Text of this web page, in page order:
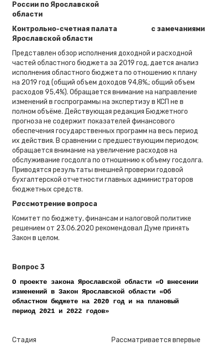
России по Ярославской
области
Контрольно-счетная палата
Ярославской области
с замечаниями
Представлен обзор исполнения доходной и расходной
частей областного бюджета за 2019 год, дается анализ
исполнения областного бюджета по отношению к плану
на 2019 год (общий объем доходов 94,8%,; общий объем
расходов 95,4%). Обращается внимание на направление
изменений в госпрограммы на экспертизу в КСП не в
полном объёме. Действующая редакция Бюджетного
прогноза не содержит показателей финансового
обеспечения государственных программ на весь период
их действия. В сравнении с предшествующим периодом;
обращается внимание на увеличение расходов на
обслуживание госдолга по отношению к объему госдолга.
Приводятся результаты внешней проверки годовой
бухгалтерской отчетности главных администраторов
бюджетных средств.
Рассмотрение вопроса
Комитет по бюджету, финансам и налоговой политике
решением от 23.06.2020 рекомендовал Думе принять
Закон в целом.
Вопрос 3
О проекте закона Ярославской области «О внесении
изменений в Закон Ярославской области «Об
областном бюджете на 2020 год и на плановый
период 2021 и 2022 годов»
Стадия
Рассматривается впервые